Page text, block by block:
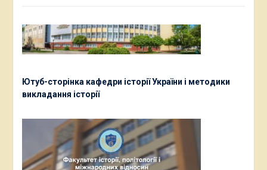
Ютуб-сторінка кафедри історії України і методики
викладання історії